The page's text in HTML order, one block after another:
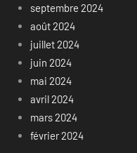
septembre 2024
août 2024
juillet 2024
juin 2024
mai 2024
avril 2024
mars 2024
février 2024